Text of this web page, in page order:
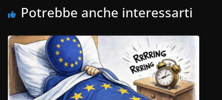
k
Potrebbe anche interessarti